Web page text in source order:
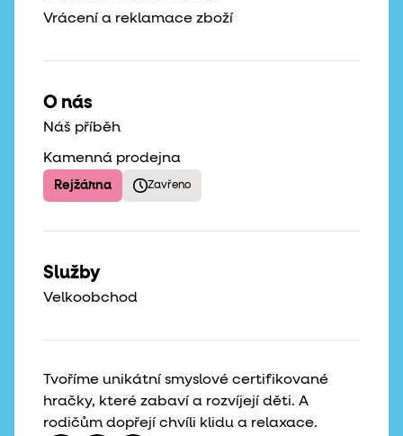
Tvoříme unikátní smyslové certifikované
hračky, které zabaví a rozvíjejí děti. A
rodičům dopřejí chvíli klidu a relaxace.
Vrácení a reklamace zboží
O nás
Náš příběh
Kamenná prodejna
Rejžárna Zavřeno
Služby
Velkoobchod